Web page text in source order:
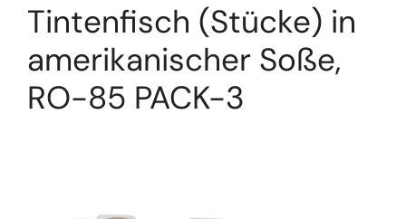
Tintenfisch (Stücke) in
amerikanischer Soße,
RO-85 PACK-3